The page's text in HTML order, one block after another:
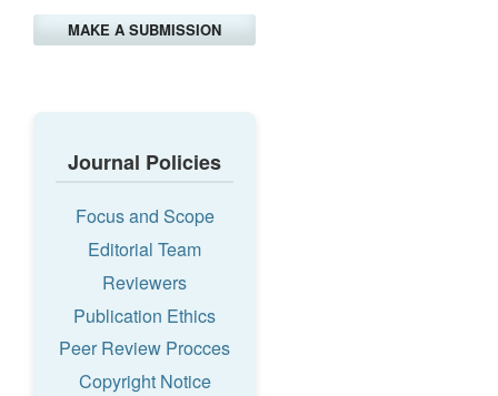
MAKE A SUBMISSION
Journal Policies
Focus and Scope
Editorial Team
Reviewers
Publication Ethics
Peer Review Procces
Copyright Notice